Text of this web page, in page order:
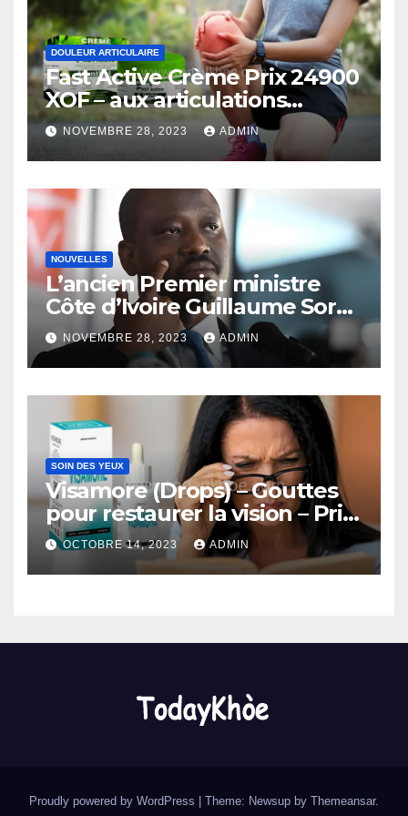
DOULEUR ARTICULAIRE
Fast Active Crème Prix 24900
XOF – aux articulations
Douleur Soulagement (Côte
d’Ivoire)
NOVEMBRE 28, 2023 ADMIN
NOUVELLES
L’ancien Premier ministre
Côte d’Ivoire Guillaume Soro
autorisé à revenir
NOVEMBRE 28, 2023 ADMIN
SOIN DES YEUX
Visamore (Drops) – Gouttes
pour restaurer la vision – Prix
et Avis (Benin)
OCTOBRE 14, 2023 ADMIN
Proudly powered by WordPress Theme: Newsup by Themeansar.